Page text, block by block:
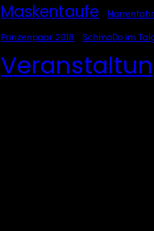
Maskentaufe
Prinzenpaar 2018
SchmoDo im